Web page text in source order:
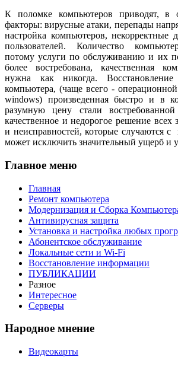
К поломке компьютеров приводят, в
факторы: вирусные атаки, перепады
настройка компьютеров, некорректные
пользователей.
Количество
потому услуги по обслуживанию и их
более востребована, качественная
нужна как никогда. Восстановление
компьютера, (чаще всего -
windows) произведенная быстро и в
разумную цену стали
качественное и недорогое решение всех
и неисправностей, которые случаются
может исключить значительный ущерб и
Главное меню
Главная
Ремонт компьютера
Модернизация и Сборка
Антивирусная защита
Установка и настройка любых
Абонентское обслуживание
Локальные сети и Wi-Fi
Восстановление информации
ПУБЛИКАЦИИ
Разное
Интересное
Серверы
Народное мнение
Видеокарты